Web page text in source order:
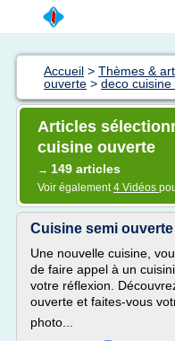
Accueil > Thèmes &
ouverte > deco cuisine
Articles
cuisine ouverte
→ 149 articles
Voir également4 Vidéos
Cuisine semi
Une nouvelle cuisine,
de faire appel à un
votre réflexion.
ouverte et faites-vous
photo...